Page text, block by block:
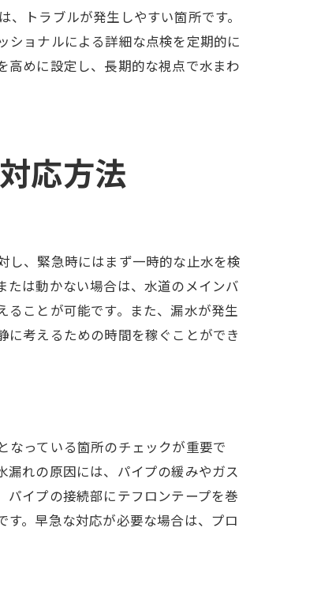
トラブルが発生しやすい箇所です。
ショナルによる詳細な点検を定期的に
高めに設定し、長期的な視点で水まわ
応方法
し、緊急時にはまず一時的な止水を検
は動かない場合は、水道のメインバ
ことが可能です。また、漏水が発生
考えるための時間を稼ぐことができ
なっている箇所のチェックが重要で
れの原因には、パイプの緩みやガス
イプの接続部にテフロンテープを巻
。早急な対応が必要な場合は、プロ